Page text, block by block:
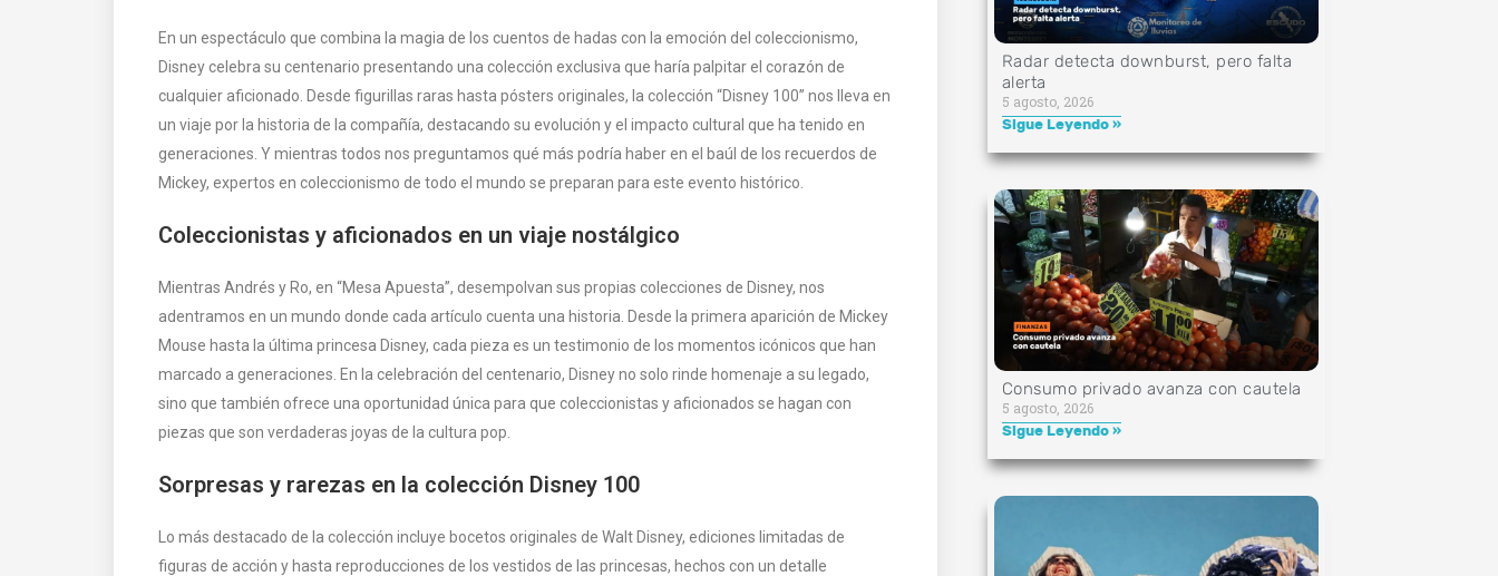
En un espectáculo que combina la magia de los cuentos de hadas con la emoción del coleccionismo,
Disney celebra su centenario presentando una colección exclusiva que haría palpitar el corazón de
cualquier aficionado. Desde figurillas raras hasta pósters originales, la colección “Disney 100” nos lleva en
un viaje por la historia de la compañía, destacando su evolución y el impacto cultural que ha tenido en
generaciones. Y mientras todos nos preguntamos qué más podría haber en el baúl de los recuerdos de
Mickey, expertos en coleccionismo de todo el mundo se preparan para este evento histórico.
Coleccionistas y aficionados en un viaje nostálgico
Mientras Andrés y Ro, en “Mesa Apuesta”, desempolvan sus propias colecciones de Disney, nos
adentramos en un mundo donde cada artículo cuenta una historia. Desde la primera aparición de Mickey
Mouse hasta la última princesa Disney, cada pieza es un testimonio de los momentos icónicos que han
marcado a generaciones. En la celebración del centenario, Disney no solo rinde homenaje a su legado,
sino que también ofrece una oportunidad única para que coleccionistas y aficionados se hagan con
piezas que son verdaderas joyas de la cultura pop.
Sorpresas y rarezas en la colección Disney 100
Lo más destacado de la colección incluye bocetos originales de Walt Disney, ediciones limitadas de
figuras de acción y hasta reproducciones de los vestidos de las princesas, hechos con un detalle
Radar detecta downburst, pero falta
alerta
5 agosto, 2026
Sigue Leyendo »
Consumo privado avanza con cautela
5 agosto, 2026
Sigue Leyendo »